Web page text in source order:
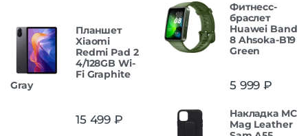
Планшет
Xiaomi
Redmi Pad 2
4/128GB Wi-
Fi Graphite
Gray
15 499 ₽
Фитнесс-
браслет
Huawei Band
8 Ahsoka-B19
Green
5 999 ₽
Накладка MC
Mag Leather